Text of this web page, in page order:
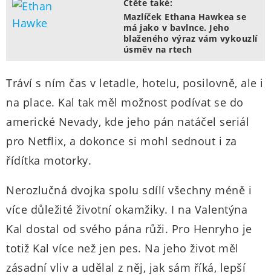
Čtěte také:
Mazlíček Ethana Hawkea se
má jako v bavlnce. Jeho
blaženého výraz vám vykouzlí
úsměv na rtech
Tráví s ním čas v letadle, hotelu, posilovně, ale i
na place. Kal tak měl možnost podívat se do
americké Nevady, kde jeho pán natáčel seriál
pro Netflix, a dokonce si mohl sednout i za
řídítka motorky.
Nerozlučná dvojka spolu sdílí všechny méně i
více důležité životní okamžiky. I na Valentýna
Kal dostal od svého pána růži. Pro Henryho je
totiž Kal více než jen pes. Na jeho život měl
zásadní vliv a udělal z něj, jak sám říká, lepší